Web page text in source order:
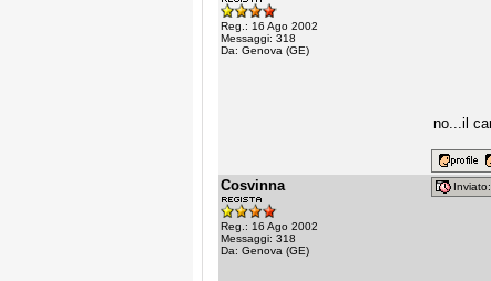
Reg.: 16 Ago 2002
Messaggi: 318
Da: Genova (GE)
no...il
Cosvinna
Reg.: 16 Ago 2002
Messaggi: 318
Da: Genova (GE)